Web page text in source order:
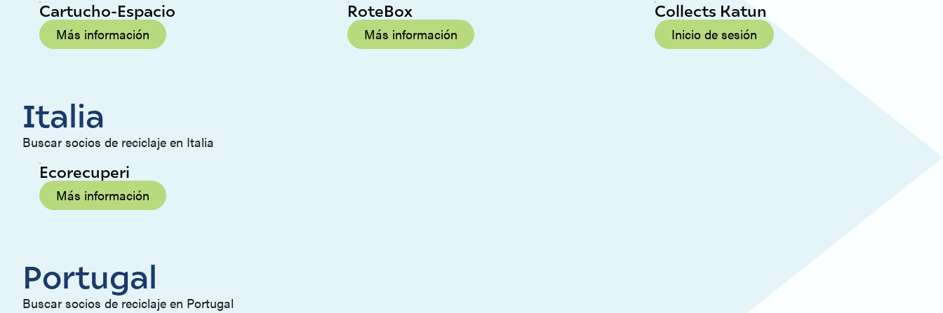
Cartucho-Espacio
Más información
RoteBox
Más información
Collects Katun
Inicio de sesión
Italia
Buscar socios de reciclaje en Italia
Ecorecuperi
Más información
Portugal
Buscar socios de reciclaje en Portugal